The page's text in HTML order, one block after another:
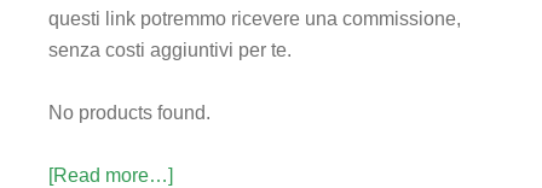
questi link potremmo ricevere una commissione,
senza costi aggiuntivi per te.
No products found.
[Read more…]